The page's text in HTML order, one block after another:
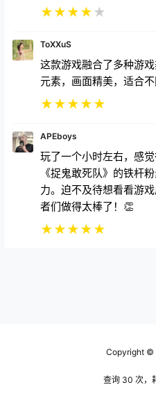
★★★★★
ToXXuS
这款游戏融合了多种游
元素，画面精美，适合不
★★★★★
APEboys
玩了一个小时左右，感
《捉鬼敢死队》的铁杆
力。迫不及待想看看游
者们做得太棒了！👏
★★★★★
Copyright ©
查询 30 次，